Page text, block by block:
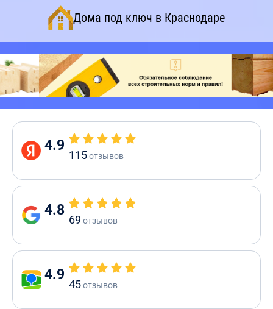
Дома под ключ в Краснодаре
4.9
115отзывов
4.8
69 отзывов
4.9
45отзывов